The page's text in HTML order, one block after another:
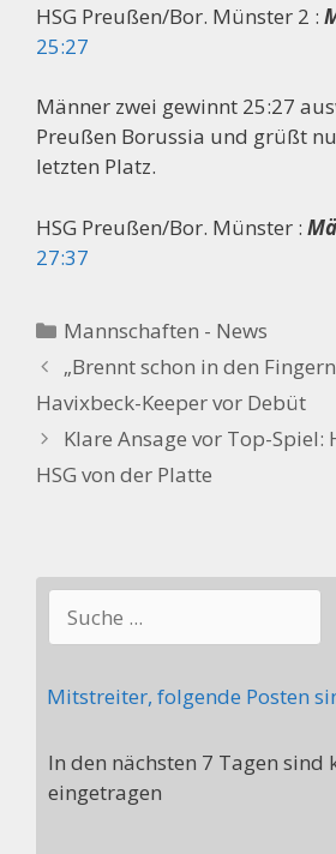
HSG Preußen/Bor. Münster 2 :
25:27
Männer zwei gewinnt 25:27
Preußen Borussia und grüßt
letzten Platz.
HSG Preußen/Bor. Münster :
27:37
Kategorien
Mannschaften - News
„Brennt schon in den
Havixbeck-Keeper vor Debüt
Klare Ansage vor Top-Spiel:
HSG von der Platte
Mitstreiter, folgende Posten
In den nächsten 7 Tagen sind
eingetragen